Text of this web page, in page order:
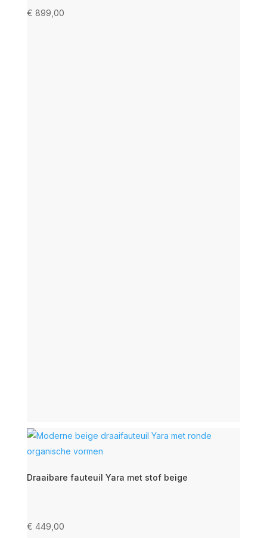
€ 899,00
Draaibare fauteuil Yara met stof beige
€ 449,00